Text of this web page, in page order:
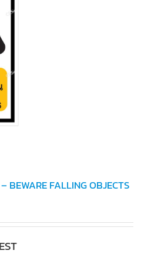
FALLING OBJECTS